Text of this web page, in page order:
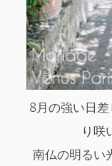
8月の強い日
り咲
南仏の明るい